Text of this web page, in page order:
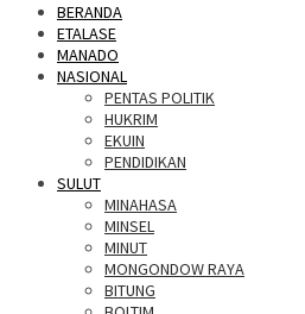
BERANDA
ETALASE
MANADO
NASIONAL
PENTAS POLITIK
HUKRIM
EKUIN
PENDIDIKAN
SULUT
MINAHASA
MINSEL
MINUT
MONGONDOW RAYA
BITUNG